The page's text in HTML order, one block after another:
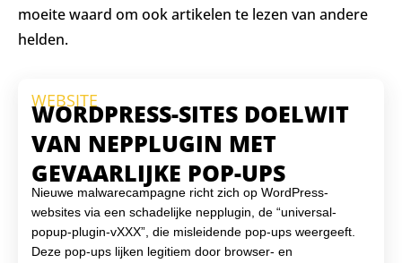
moeite waard om ook artikelen te lezen van andere
helden.
WEBSITE
WORDPRESS-SITES DOELWIT
VAN NEPPLUGIN MET
GEVAARLIJKE POP-UPS
Nieuwe malwarecampagne richt zich op WordPress-
websites via een schadelijke nepplugin, de “universal-
popup-plugin-vXXX”, die misleidende pop-ups weergeeft.
Deze pop-ups lijken legitiem door browser- en